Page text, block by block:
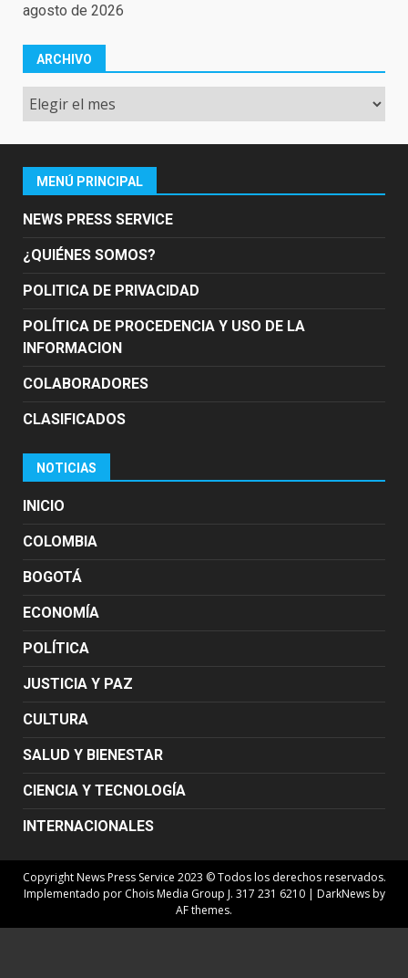
agosto de 2026
ARCHIVO
Archivo
MENÚ PRINCIPAL
NEWS PRESS SERVICE
¿QUIÉNES SOMOS?
POLITICA DE PRIVACIDAD
POLÍTICA DE PROCEDENCIA Y USO DE LA
INFORMACION
COLABORADORES
CLASIFICADOS
NOTICIAS
INICIO
COLOMBIA
BOGOTÁ
ECONOMÍA
POLÍTICA
JUSTICIA Y PAZ
CULTURA
SALUD Y BIENESTAR
CIENCIA Y TECNOLOGÍA
INTERNACIONALES
Copyright News Press Service 2023 © Todos los derechos reservados.
Implementado por Chois Media Group J. 317 231 6210 | DarkNewsby
AF themes.